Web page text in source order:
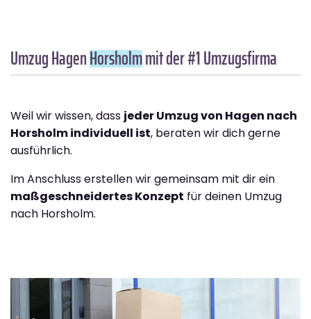
Umzug HagenHorsholmmit der #1 Umzugsfirma
Weil wir wissen, dass jeder Umzug von Hagen nach
Horsholm individuell ist, beraten wir dich gerne
ausführlich.
Im Anschluss erstellen wir gemeinsam mit dir ein
maßgeschneidertes Konzept für deinen Umzug
nach Horsholm.